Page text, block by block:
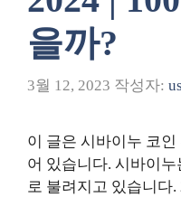
을까?
3월 12, 2023 작성자:
이 글은 시바이누 코
어 있습니다. 시바이
로 불려지고 있습니다